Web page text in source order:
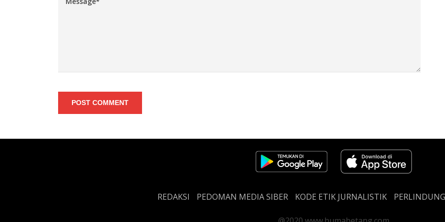
POST COMMENT
REDAKSI PEDOMAN MEDIA SIBER KODE ETIK JURNALISTIK